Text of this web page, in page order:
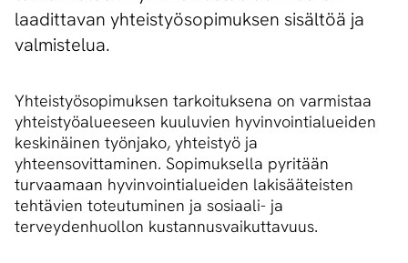
laadittavan yhteistyösopimuksen sisältöä ja
valmistelua.
Yhteistyösopimuksen tarkoituksena on varmistaa
yhteistyöalueeseen kuuluvien hyvinvointialueiden
keskinäinen työnjako, yhteistyö ja
yhteensovittaminen. Sopimuksella pyritään
turvaamaan hyvinvointialueiden lakisääteisten
tehtävien toteutuminen ja sosiaali- ja
terveydenhuollon kustannusvaikuttavuus.